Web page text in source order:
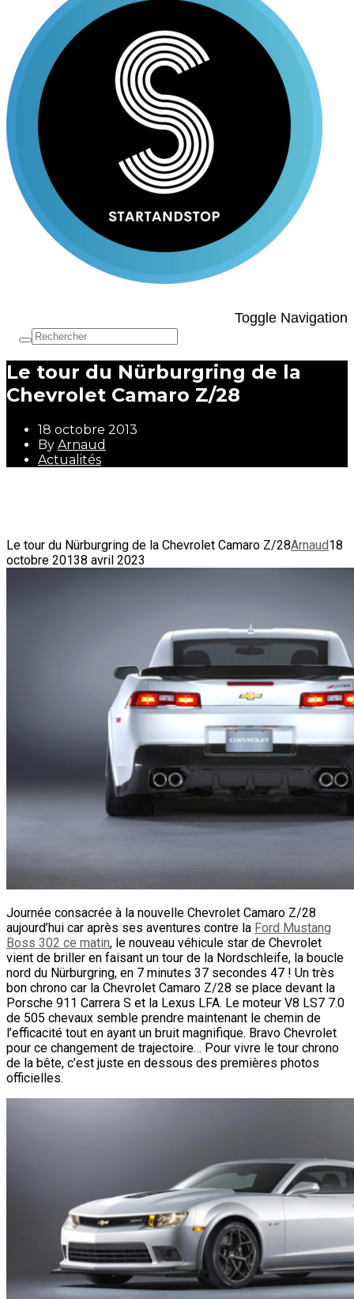
Toggle Navigation
Le tour du Nürburgring de la
Chevrolet Camaro Z/28
18 octobre 2013
By Arnaud
Actualités
Le tour du Nürburgring de la Chevrolet Camaro Z/28Arnaud18
octobre 20138 avril 2023
Journée consacrée à la nouvelle Chevrolet Camaro Z/28
aujourd’hui car après ses aventures contre la Ford Mustang
Boss 302 ce matin, le nouveau véhicule star de Chevrolet
vient de briller en faisant un tour de la Nordschleife, la boucle
nord du Nürburgring, en 7 minutes 37 secondes 47 ! Un très
bon chrono car la Chevrolet Camaro Z/28 se place devant la
Porsche 911 Carrera S et la Lexus LFA. Le moteur V8 LS7 7.0
de 505 chevaux semble prendre maintenant le chemin de
l’efficacité tout en ayant un bruit magnifique. Bravo Chevrolet
pour ce changement de trajectoire… Pour vivre le tour chrono
de la bête, c’est juste en dessous des premières photos
officielles.